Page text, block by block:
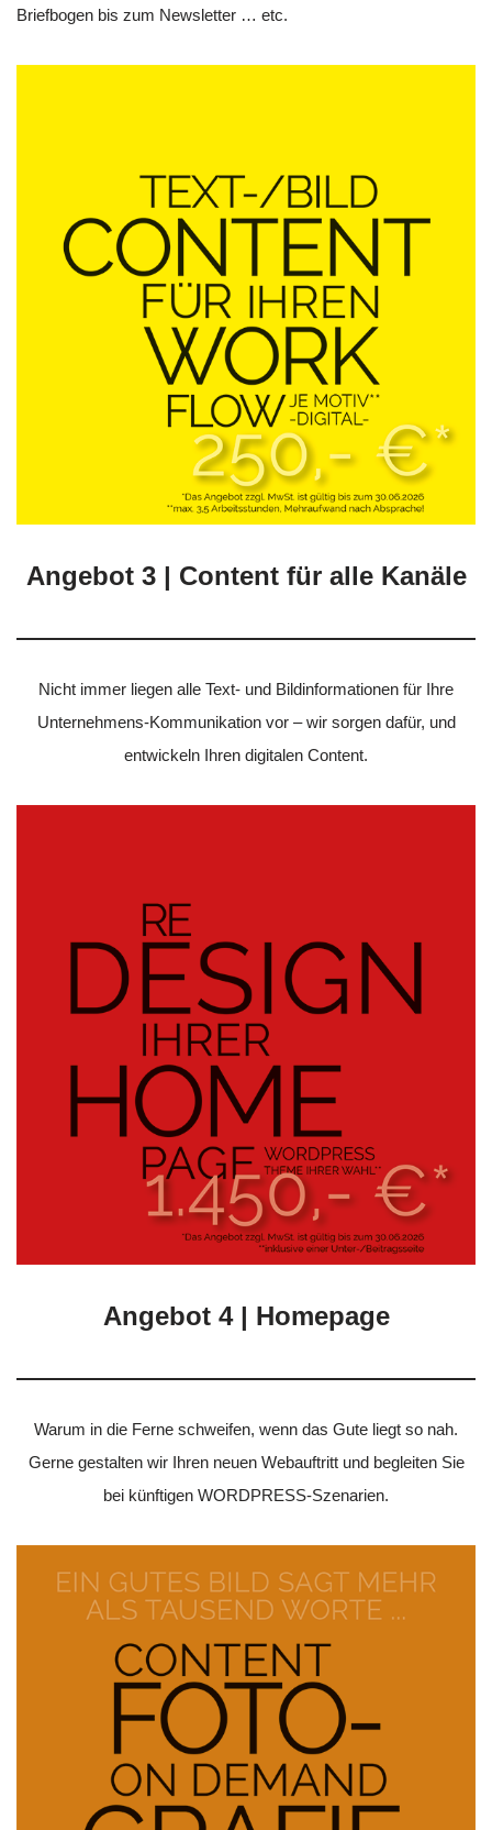
Briefbogen bis zum Newsletter … etc.
Angebot 3 | Content für alle Kanäle
Nicht immer liegen alle Text- und Bildinformationen für Ihre
Unternehmens-Kommunikation vor – wir sorgen dafür, und
entwickeln Ihren digitalen Content.
Angebot 4 | Homepage
Warum in die Ferne schweifen, wenn das Gute liegt so nah.
Gerne gestalten wir Ihren neuen Webauftritt und begleiten Sie
bei künftigen WORDPRESS-Szenarien.